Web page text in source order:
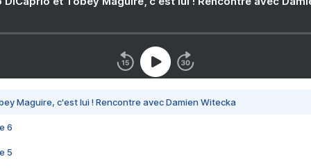
Maguire, c'est lui ! Rencontre avec Damien Witecka
6
5